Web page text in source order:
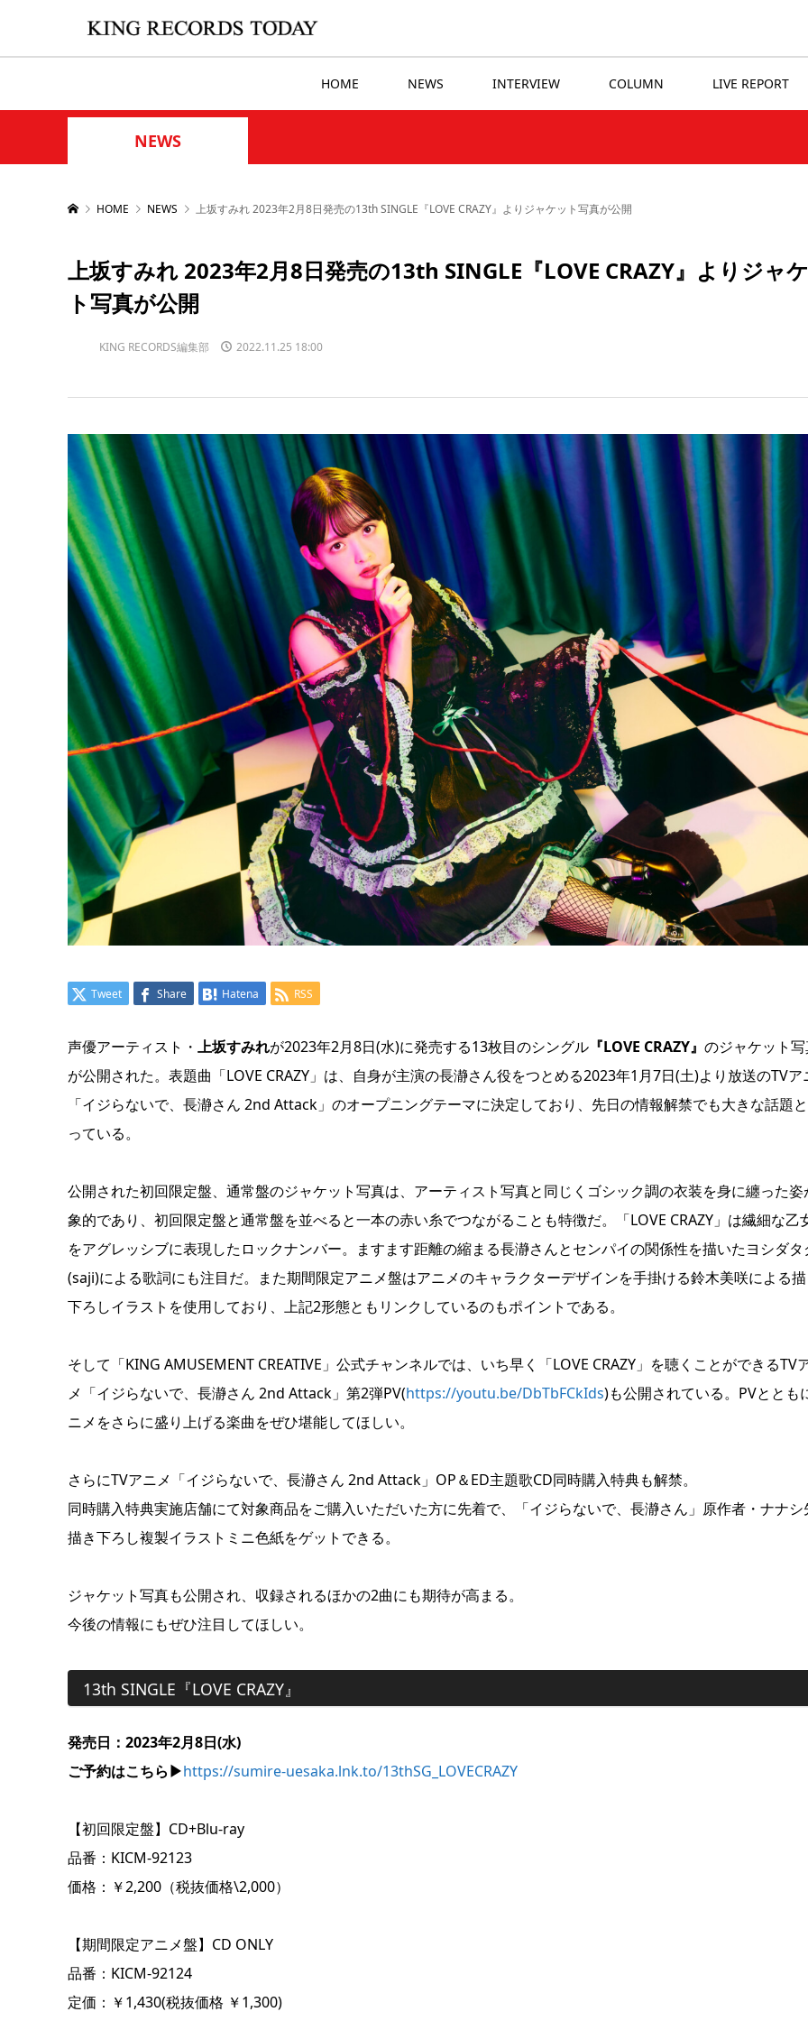
HOME NEWS INTERVIEW COLUMN LIVE REPORT
NEWS
HOME NEWS 上坂すみれ 2023年2月8日発売の13th SINGLE『LOVE CRAZY』よりジャケット写真が公開
上坂すみれ 2023年2月8日発売の13th SINGLE『LOVE CRAZY』よりジャ
ト写真が公開
KING RECORDS編集部 2022.11.25 18:00
Tweet Share Hatena RSS
声優アーティスト・ 上坂すみれが2023年2月8日(水)に発売する13枚目のシングル『LOVE CRAZY』 のジャケット
が公開された。表題曲「LOVE CRAZY」は、自身が主演の長瀞さん役をつとめる2023年1月7日(土)より放送のTVア
「イジらないで、長瀞さん 2nd Attack」のオープニングテーマに決定しており、先日の情報解禁でも大きな話題
っている。
公開された初回限定盤、通常盤のジャケット写真は、アーティスト写真と同じくゴシック調の衣装を身に纏った姿
象的であり、初回限定盤と通常盤を並べると一本の赤い糸でつながることも特徴だ。「LOVE CRAZY」は繊細な乙
をアグレッシブに表現したロックナンバー。ますます距離の縮まる長瀞さんとセンパイの関係性を描いたヨシダタ
(saji)による歌詞にも注目だ。また期間限定アニメ盤はアニメのキャラクターデザインを手掛ける鈴木美咲による
下ろしイラストを使用しており、上記2形態ともリンクしているのもポイントである。
そして「KING AMUSEMENT CREATIVE」公式チャンネルでは、いち早く「LOVE CRAZY」を聴くことができるTV
メ「イジらないで、長瀞さん 2nd Attack」第2弾PV(https://youtu.be/DbTbFCkIds)も公開されている。PVととも
ニメをさらに盛り上げる楽曲をぜひ堪能してほしい。
さらにTVアニメ「イジらないで、長瀞さん 2nd Attack」OP＆ED主題歌CD同時購入特典も解禁。
同時購入特典実施店舗にて対象商品をご購入いただいた方に先着で、「イジらないで、長瀞さん」原作者・ナナシ
描き下ろし複製イラストミニ色紙をゲットできる。
ジャケット写真も公開され、収録されるほかの2曲にも期待が高まる。
今後の情報にもぜひ注目してほしい。
13th SINGLE『LOVE CRAZY』
発売日：2023年2月8日(水)
ご予約はこちら▶︎https://sumire-uesaka.lnk.to/13thSG_LOVECRAZY
【初回限定盤】CD+Blu-ray
品番：KICM-92123
価格：￥2,200（税抜価格\2,000）
【期間限定アニメ盤】CD ONLY
品番：KICM-92124
定価：￥1,430(税抜価格 ￥1,300)